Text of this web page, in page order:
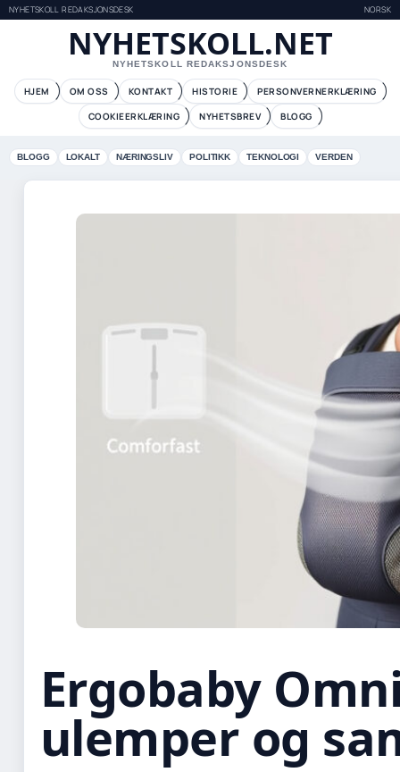
NYHETSKOLL REDAKSJONSDESK NORSK
NYHETSKOLL.NET
NYHETSKOLL REDAKSJONSDESK
HJEM OM OSS KONTAKT HISTORIE
PERSONVERNERKLÆRING
COOKIEERKLÆRING
NYHETSBREV BLOGG
BLOGG LOKALT NÆRINGSLIV POLITIKK TEKNOLOGI VERDEN
Ergobaby
ulemper og